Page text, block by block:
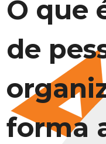
O que
de
forma